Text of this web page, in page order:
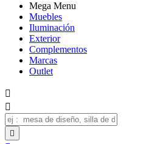
Mega Menu
Muebles
Iluminación
Exterior
Complementos
Marcas
Outlet


